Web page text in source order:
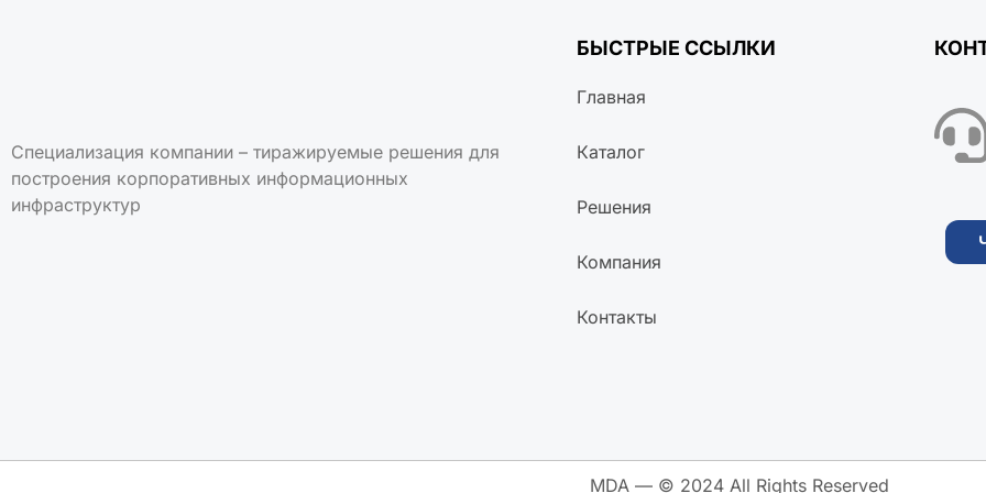
Специализация компании – тиражируемые решения для
построения корпоративных информационных
инфраструктур
БЫСТРЫЕ ССЫЛКИ
Главная
Каталог
Решения
Компания
Контакты
MDA — © 2024 All Rights Reserved